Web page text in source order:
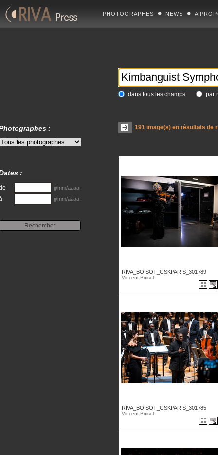
PHOTOGRAPHES NEWS A
dans tous les champs par
191image(s) en résultats de
RIVA_BOISOT_OSKPARIS_301789
Vincent Boisot
RIVA_BOISOT_OSKPARIS_301785
Vincent Boisot
:
:
jj/mm/aaaa
jj/mm/aaaa